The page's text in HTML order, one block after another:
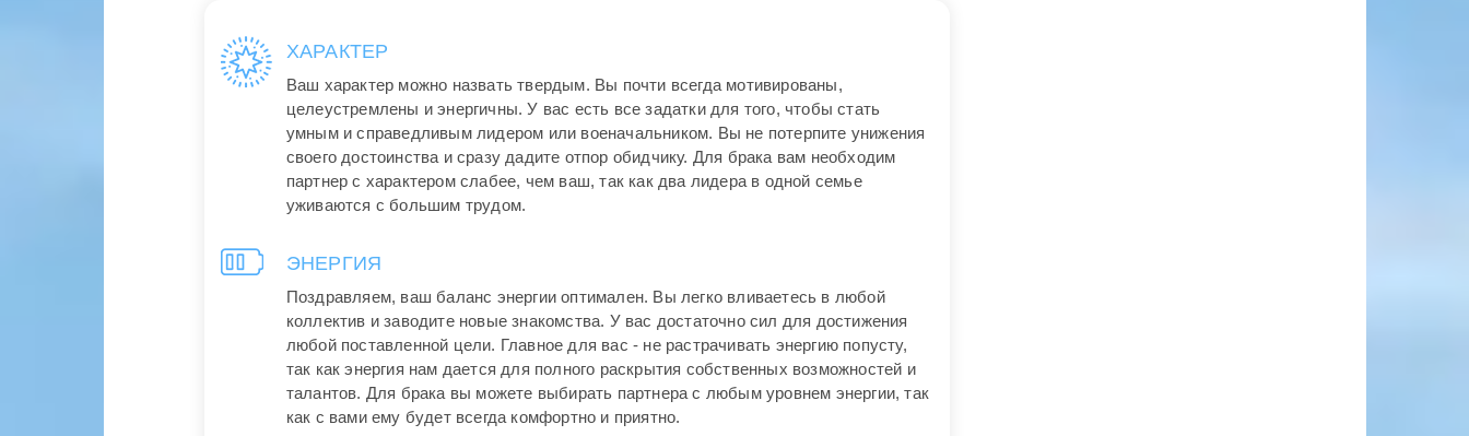
ХАРАКТЕР
Ваш характер можно назвать твердым. Вы почти всегда мотивированы,
целеустремлены и энергичны. У вас есть все задатки для того, чтобы стать
умным и справедливым лидером или военачальником. Вы не потерпите унижения
своего достоинства и сразу дадите отпор обидчику. Для брака вам необходим
партнер с характером слабее, чем ваш, так как два лидера в одной семье
уживаются с большим трудом.
ЭНЕРГИЯ
Поздравляем, ваш баланс энергии оптимален. Вы легко вливаетесь в любой
коллектив и заводите новые знакомства. У вас достаточно сил для достижения
любой поставленной цели. Главное для вас - не растрачивать энергию попусту,
так как энергия нам дается для полного раскрытия собственных возможностей и
талантов. Для брака вы можете выбирать партнера с любым уровнем энергии, так
как с вами ему будет всегда комфортно и приятно.